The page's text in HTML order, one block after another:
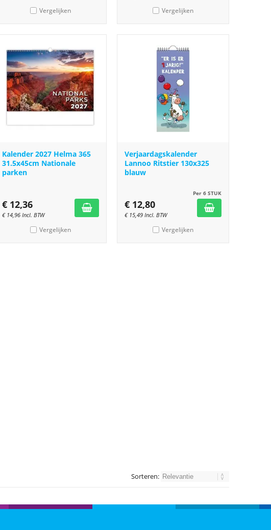
Vergelijken Vergelijken
Kalender 2027 Helma 365
31.5x45cm Nationale
parken
€ 12,36
€ 14,96 Incl. BTW
Vergelijken
Verjaardagskalender
Lannoo Ritstier 130x325
blauw
Per 6 STUK
€ 12,80
€ 15,49 Incl. BTW
Vergelijken
Sorteren: